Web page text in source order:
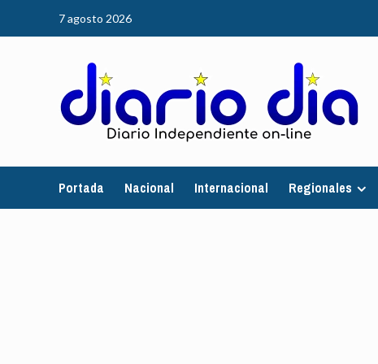
7 agosto 2026
Portada Nacional Internacional Regionales